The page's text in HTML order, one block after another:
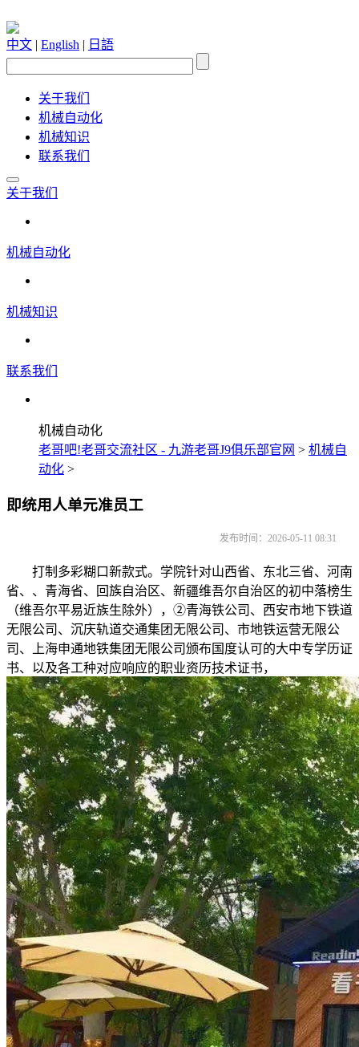
中文 | English | 日語
关于我们
机械自动化
机械知识
联系我们
关于我们
机械自动化
机械知识
联系我们
机械自动化
老哥吧!老哥交流社区 - 九游老哥J9俱乐部官网 > 机械自
动化 >
即统用人单元准员工
发布时间：2026-05-11 08:31
打制多彩糊口新款式。学院针对山西省、东北三省、河南
省、、青海省、回族自治区、新疆维吾尔自治区的初中落榜生
（维吾尔平易近族生除外），②青海铁公司、西安市地下铁道
无限公司、沉庆轨道交通集团无限公司、市地铁运营无限公
司、上海申通地铁集团无限公司颁布国度认可的大中专学历证
书、以及各工种对应响应的职业资历技术证书，